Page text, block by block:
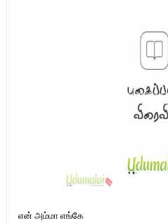
என் அம்மா எங்கே